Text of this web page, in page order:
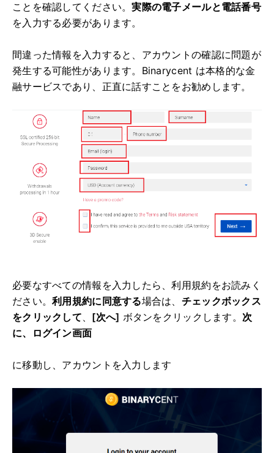
ことを確認してください。実際の電子メールと電話番号
を入力する必要があります。
間違った情報を入力すると、アカウントの確認に問題が
発生する可能性があります。 Binarycent は本格的な金
融サービスであり、正直に話すことをお勧めします。
必要なすべての情報を入力したら、利用規約をお読みく
ださい。利用規約に同意する場合は、 チェックボックス
をクリックして、 [次へ] ボタンをクリックします。 次
に、ログイン画面
に移動し 、アカウントを入力します